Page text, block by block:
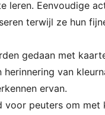
leren. Eenvoudige
terwijl ze hun
gedaan met
van
ervan.
voor peuters om met